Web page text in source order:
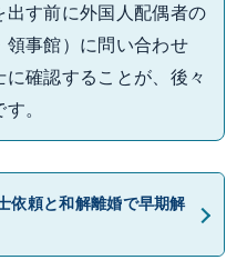
出す前に外国人配偶者の
事館）に問い合わせ
確認することが、後々
。
依頼と和解離婚で早期解